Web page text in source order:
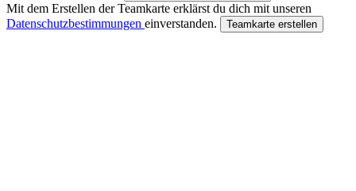
Mit dem Erstellen der Teamkarte erklärst du dich mit unseren
Datenschutzbestimmungen einverstanden. Teamkarte erstellen